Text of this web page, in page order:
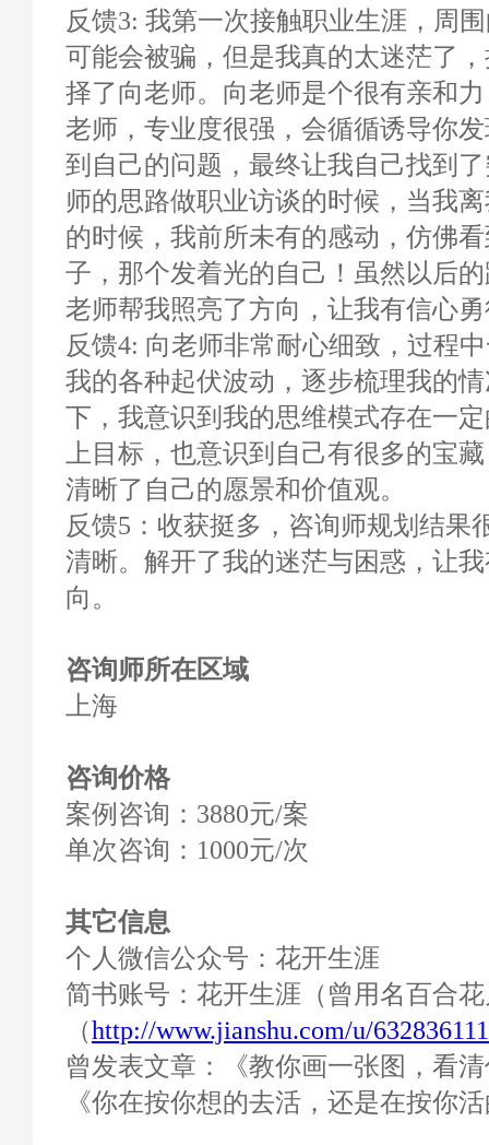
反馈3: 我第一次接触职业生涯，周
可能会被骗，但是我真的太迷茫了
择了向老师。向老师是个很有亲和
老师，专业度很强，会循循诱导你
到自己的问题，最终让我自己找到
师的思路做职业访谈的时候，当我
的时候，我前所未有的感动，仿佛
子，那个发着光的自己！虽然以后
老师帮我照亮了方向，让我有信心
反馈4: 向老师非常耐心细致，过程
我的各种起伏波动，逐步梳理我的
下，我意识到我的思维模式存在一
上目标，也意识到自己有很多的宝
清晰了自己的愿景和价值观。
反馈5：收获挺多，咨询师规划结果
清晰。解开了我的迷茫与困惑，让
向。
咨询师所在区域
上海
咨询价格
案例咨询：3880元/案
单次咨询：1000元/次
其它信息
个人微信公众号：花开生涯
简书账号：花开生涯（曾用名百合
（http://www.jianshu.com/u/
曾发表文章：《教你画一张图，看
《你在按你想的去活，还是在按你